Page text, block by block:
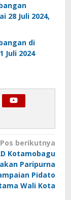
28 Juli 2024,
di
Juli 2024
Pos berikutnya
Kotamobagu
Paripurna
Pidato
Wali Kota